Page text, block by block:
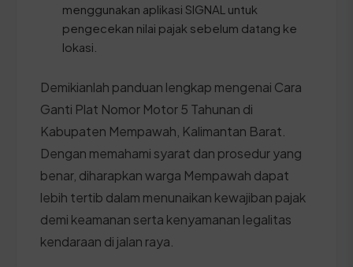
menggunakan aplikasi SIGNAL untuk
pengecekan nilai pajak sebelum datang ke
lokasi.
Demikianlah panduan lengkap mengenai Cara
Ganti Plat Nomor Motor 5 Tahunan di
Kabupaten Mempawah, Kalimantan Barat.
Dengan memahami syarat dan prosedur yang
benar, diharapkan warga Mempawah dapat
lebih tertib dalam menunaikan kewajiban pajak
demi keamanan serta kenyamanan legalitas
kendaraan di jalan raya.